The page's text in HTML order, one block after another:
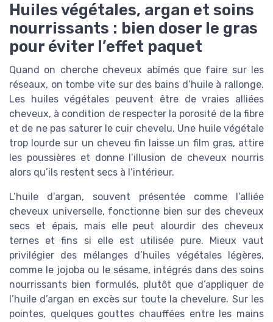
Huiles végétales, argan et soins
nourrissants : bien doser le gras
pour éviter l’effet paquet
Quand on cherche cheveux abîmés que faire sur les
réseaux, on tombe vite sur des bains d’huile à rallonge.
Les huiles végétales peuvent être de vraies alliées
cheveux, à condition de respecter la porosité de la fibre
et de ne pas saturer le cuir chevelu. Une huile végétale
trop lourde sur un cheveu fin laisse un film gras, attire
les poussières et donne l’illusion de cheveux nourris
alors qu’ils restent secs à l’intérieur.
L’huile d’argan, souvent présentée comme l’alliée
cheveux universelle, fonctionne bien sur des cheveux
secs et épais, mais elle peut alourdir des cheveux
ternes et fins si elle est utilisée pure. Mieux vaut
privilégier des mélanges d’huiles végétales légères,
comme le jojoba ou le sésame, intégrés dans des soins
nourrissants bien formulés, plutôt que d’appliquer de
l’huile d’argan en excès sur toute la chevelure. Sur les
pointes, quelques gouttes chauffées entre les mains